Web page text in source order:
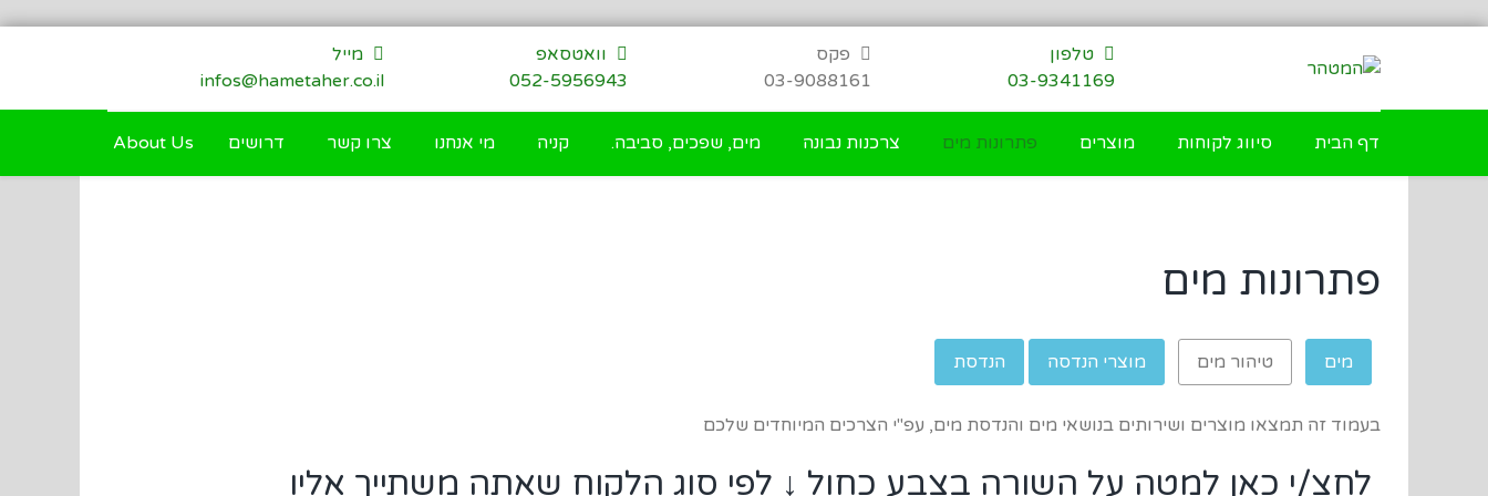
דילוג
טלפון
03-9341169
פקס
03-9088161
וואטסאפ
052-5956943
מייל
infos@hametaher.co.il
דף הבית סיווג לקוחות מוצרים פתרונות מים צרכנות נבונה מים, שפכים, סביבה. קניה מי אנחנו צרו קשר דרושים About Us
פתרונות מים
מים טיהור מים מוצרי הנדסה הנדסת
בעמוד זה תמצאו מוצרים ושירותים בנושאי מים והנדסת מים, עפ"י הצרכים המיוחדים שלכם
לחצ/י כאן למטה על השורה בצבע כחול ↓ לפי סוג הלקוח שאתה משתייך אליו